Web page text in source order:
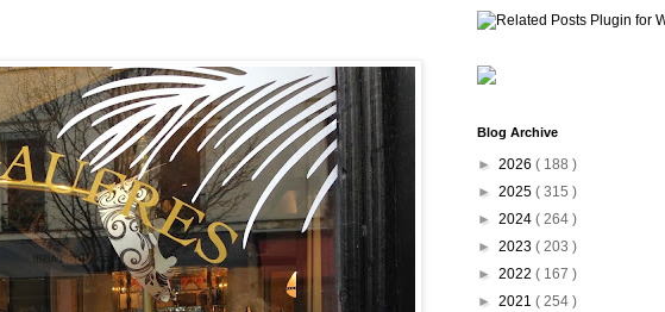
Blog Archive
► 2026 ( 188 )
► 2025 ( 315 )
► 2024 ( 264 )
► 2023 ( 203 )
► 2022 ( 167 )
► 2021 ( 254 )